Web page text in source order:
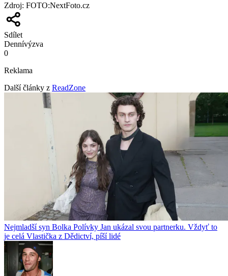
Zdroj: FOTO:NextFoto.cz
Sdílet
Dennívýzva
0
Reklama
Další články z ReadZone
Nejmladší syn Bolka Polívky Jan ukázal svou partnerku. Vždyť to
je celá Vlastička z Dědictví, píší lidé